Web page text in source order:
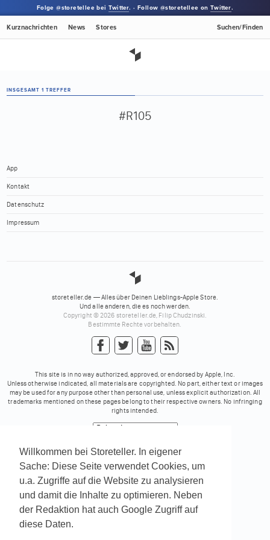
Willkommen bei Storeteller. In eigener
Sache: Diese Seite verwendet Cookies, um
u.a. Zugriffe auf die Website zu analysieren
und damit die Inhalte zu optimieren. Neben
der Redaktion hat auch Google Zugriff auf
diese Daten.
Folge @storetellee beiTwitter. · Follow @storetellee onTwitter.
Kurznachrichten News Stores Suchen/Finden
INSGESAMT 1 TREFFER
#R105
App
Kontakt
Datenschutz
Impressum
storeteller.de — Alles über Deinen Lieblings-Apple Store.
Und alle anderen, die es noch werden.
Copyright © 2026 storeteller.de, Filip Chudzinski.
Bestimmte Rechte vorbehalten.
This site is in no way authorized, approved, or endorsed by Apple, Inc.
Unless otherwise indicated, all materials are copyrighted. No part, either text or images
may be used for any purpose other than personal use, unless explicit authorization. All
trademarks mentioned on these pages belong to their respective owners. No infringing
rights intended.